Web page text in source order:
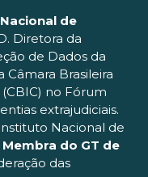
de
Diretora da
de Dados da
Câmara Brasileira
no Fórum
extrajudiciais.
Nacional de
Membra do GT de
das